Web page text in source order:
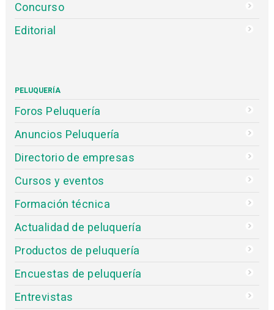
Concurso
Editorial
PELUQUERÍA
Foros Peluquería
Anuncios Peluquería
Directorio de empresas
Cursos y eventos
Formación técnica
Actualidad de peluquería
Productos de peluquería
Encuestas de peluquería
Entrevistas